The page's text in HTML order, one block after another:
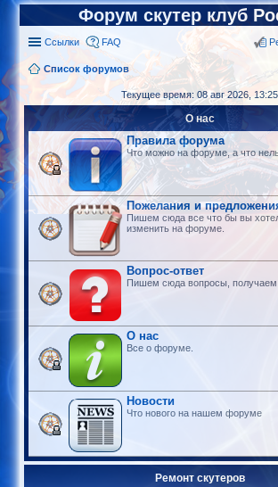
Форум скутер клуб
Ссылки FAQ
Список форумов
Текущее время: 08 авг 2026, 13:25
О нас
Правила форума
Что можно на форуме, а что
Пожелания и
Пишем сюда все что бы вы
изменить на форуме.
Вопрос-ответ
Пишем сюда вопросы, получаем
О нас
Все о форуме.
Новости
Что нового на нашем форуме
Ремонт скутеров